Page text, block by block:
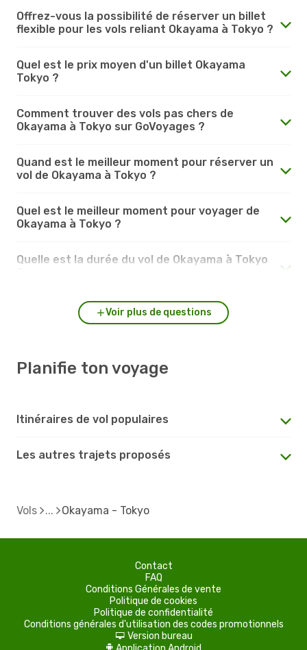
Offrez-vous la possibilité de réserver un billet
flexible pour les vols reliant Okayama à Tokyo ?
Quel est le prix moyen d'un billet Okayama
Tokyo ?
Comment trouver des vols pas chers de
Okayama à Tokyo sur GoVoyages ?
Quand est le meilleur moment pour réserver un
vol de Okayama à Tokyo ?
Quel est le meilleur moment pour voyager de
Okayama à Tokyo ?
Quelle est la durée du vol de Okayama à Tokyo
Voir plus de questions
Planifie ton voyage
Itinéraires de vol populaires
Les autres trajets proposés
Vols Okayama - Tokyo
Contact
FAQ
Conditions Générales de vente
Politique de cookies
Politique de confidentialité
Conditions générales d'utilisation des codes promotionnels
d Version bureau